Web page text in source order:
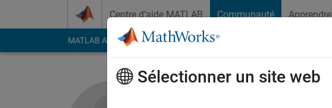
Centre d’aide MATLAB Communauté Apprendre
MATLAB Answers File Exchange Cody
Sélectionner un site web